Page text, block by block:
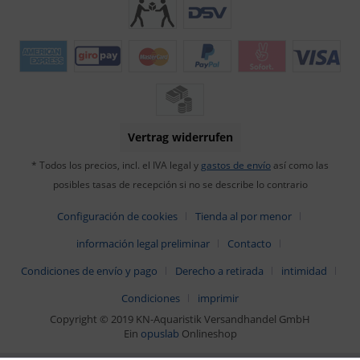
Vertrag widerrufen
* Todos los precios, incl. el IVA legal y gastos de envío así como las
posibles tasas de recepción si no se describe lo contrario
Configuración de cookies
Tienda al por menor
información legal preliminar
Contacto
Condiciones de envío y pago
Derecho a retirada
intimidad
Condiciones
imprimir
Copyright © 2019 KN-Aquaristik Versandhandel GmbH
Ein opuslab Onlineshop